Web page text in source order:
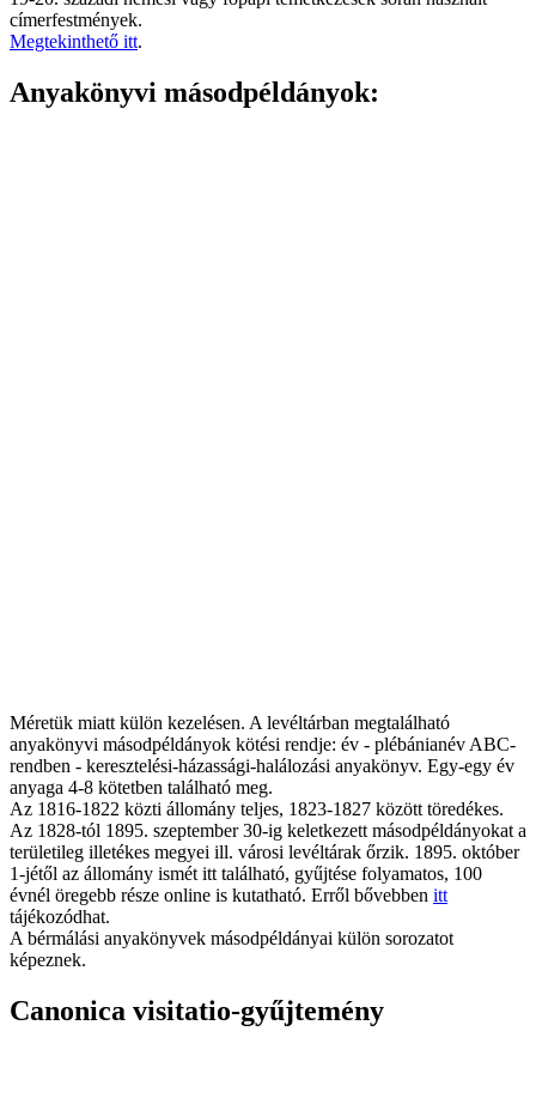
címerfestmények.
Megtekinthető itt.
Anyakönyvi másodpéldányok:
Méretük miatt külön kezelésen. A levéltárban megtalálható
anyakönyvi másodpéldányok kötési rendje: év - plébánianév ABC-
rendben - keresztelési-házassági-halálozási anyakönyv. Egy-egy év
anyaga 4-8 kötetben található meg.
Az 1816-1822 közti állomány teljes, 1823-1827 között töredékes.
Az 1828-tól 1895. szeptember 30-ig keletkezett másodpéldányokat a
területileg illetékes megyei ill. városi levéltárak őrzik. 1895. október
1-jétől az állomány ismét itt található, gyűjtése folyamatos, 100
évnél öregebb része online is kutatható. Erről bővebben itt
tájékozódhat.
A bérmálási anyakönyvek másodpéldányai külön sorozatot
képeznek.
Canonica visitatio-gyűjtemény